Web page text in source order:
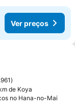
Ver preços
favoritos
de Koya
no Hana-no-Mai